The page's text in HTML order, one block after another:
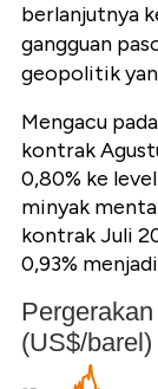
berlanjutnya
gangguan
geopolitik
Mengacu
kontrak
0,80% ke level
minyak
kontrak Juli
0,93% menjadi